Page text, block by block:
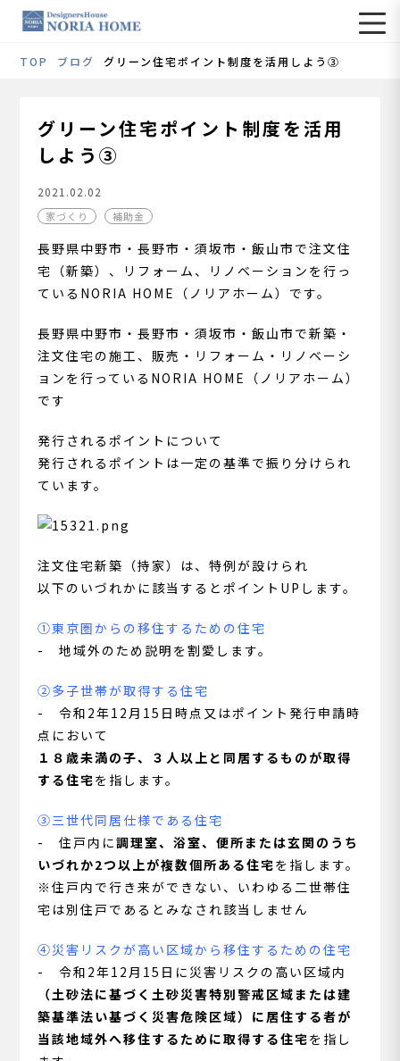
TOP ブログ グリーン住宅ポイント制度を活用しよう③
グリーン住宅ポイント制度を活用
しよう③
2021.02.02
家づくり 補助金
長野県中野市・長野市・須坂市・飯山市で注文住
宅（新築）、リフォーム、リノベーションを行っ
ているNORIA HOME（ノリアホーム）です。
長野県中野市・長野市・須坂市・飯山市で新築・
注文住宅の施工、販売・リフォーム・リノベーシ
ョンを行っているNORIA HOME（ノリアホーム）
です
発行されるポイントについて
発行されるポイントは一定の基準で振り分けられ
ています。
注文住宅新築（持家）は、特例が設けられ
以下のいづれかに該当するとポイントUPします。
①東京圏からの移住するための住宅
- 地域外のため説明を割愛します。
②多子世帯が取得する住宅
- 令和2年12月15日時点又はポイント発行申請時
点において
１８歳未満の子、３人以上と同居するものが取得
する住宅を指します。
③三世代同居仕様である住宅
- 住戸内に調理室、浴室、便所または玄関のうち
いづれか2つ以上が複数個所ある住宅を指します。
※住戸内で行き来ができない、いわゆる二世帯住
宅は別住戸であるとみなされ該当しません
④災害リスクが高い区域から移住するための住宅
- 令和2年12月15日に災害リスクの高い区域内
（土砂法に基づく土砂災害特別警戒区域または建
築基準法い基づく災害危険区域）に居住する者が
当該地域外へ移住するために取得する住宅を指し